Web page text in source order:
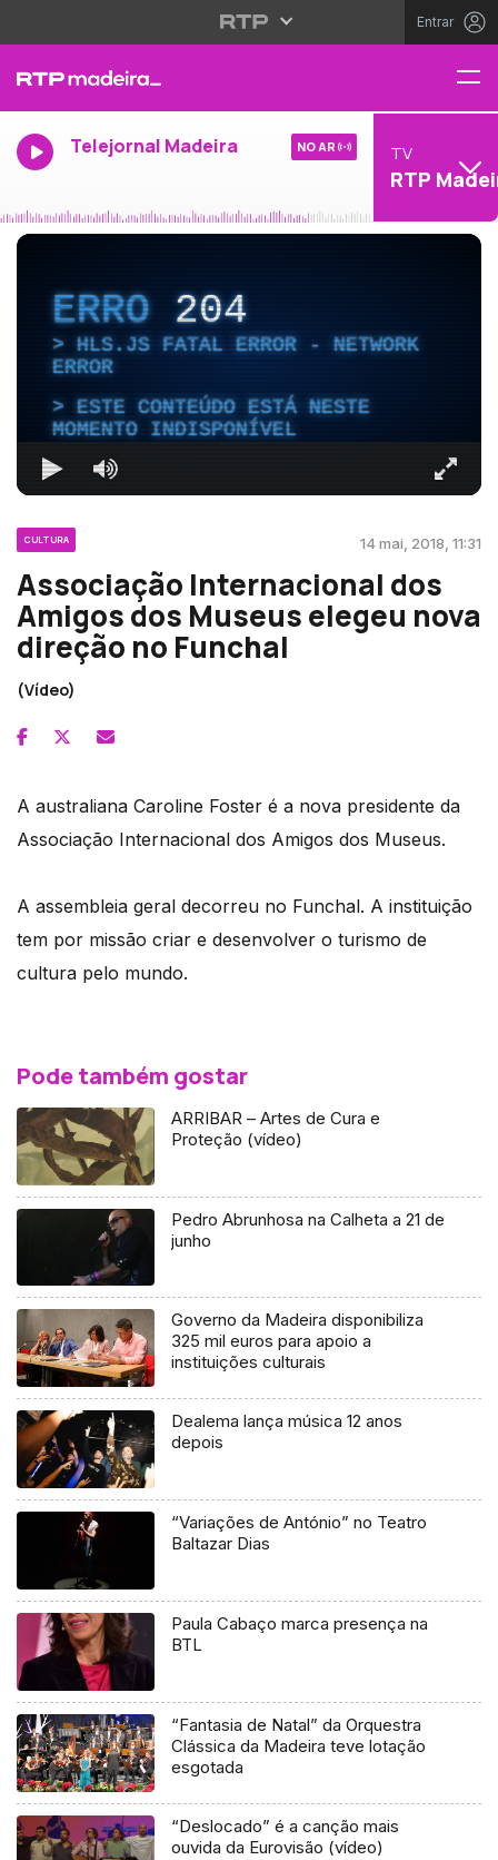
Entrar
Telejornal Madeira NO AR TV
RTP
ERRO204
HLS.JS FATAL ERROR - NETWORK
ERROR
ESTE CONTEÚDO ESTÁ NESTE
MOMENTO INDISPONÍVEL
CULTURA 14 mai, 2018, 11:31
Associação Internacional dos
Amigos dos Museus elegeu nova
direção no Funchal
(Vídeo)
A australiana Caroline Foster é a nova presidente da
Associação Internacional dos Amigos dos Museus.
A assembleia geral decorreu no Funchal. A instituição
tem por missão criar e desenvolver o turismo de
cultura pelo mundo.
Pode também gostar
ARRIBAR – Artes de Cura e
Proteção (vídeo)
Pedro Abrunhosa na Calheta a 21 de
junho
Governo da Madeira disponibiliza
325 mil euros para apoio a
instituições culturais
Dealema lança música 12 anos
depois
“Variações de António” no Teatro
Baltazar Dias
Paula Cabaço marca presença na
BTL
“Fantasia de Natal” da Orquestra
Clássica da Madeira teve lotação
esgotada
“Deslocado” é a canção mais
ouvida da Eurovisão (vídeo)